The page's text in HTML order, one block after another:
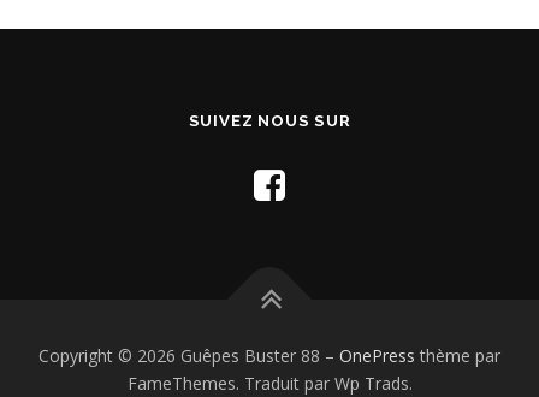
SUIVEZ NOUS SUR
Copyright © 2026 Guêpes Buster 88 – OnePress thème par
FameThemes. Traduit par Wp Trads.